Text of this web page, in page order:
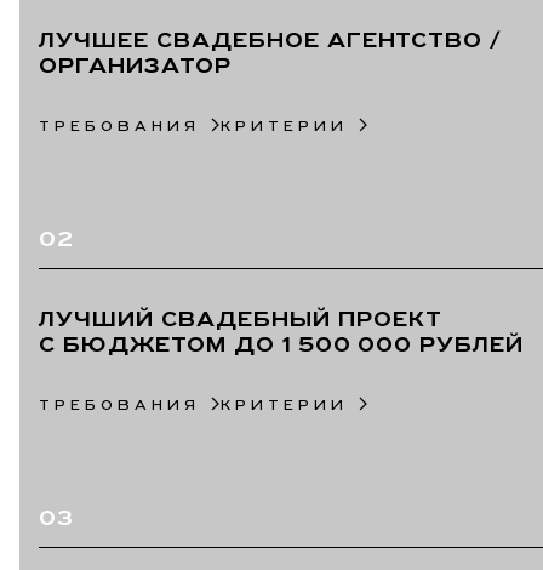
ЛУЧШЕЕ СВАДЕБНОЕ АГЕНТСТВО /
ОРГАНИЗАТОР
ТРЕБОВАНИЯ КРИТЕРИИ
02
ЛУЧШИЙ СВАДЕБНЫЙ ПРОЕКТ
С БЮДЖЕТОМ ДО 1 500 000 РУБЛЕЙ
ТРЕБОВАНИЯ КРИТЕРИИ
03